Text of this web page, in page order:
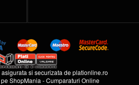
si securizata deplationline.ro
ShopMania -Cumparaturi Online